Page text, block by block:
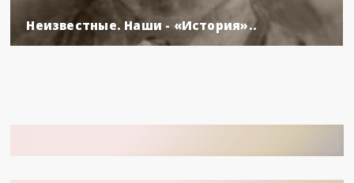
Неизвестные. Наши - «История»..